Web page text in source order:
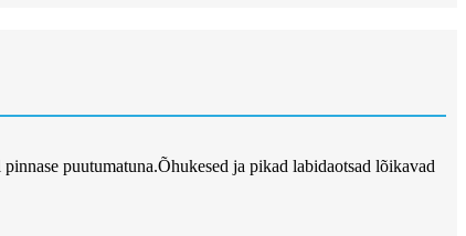
puutumatuna.Õhukesed ja pikad labidaotsad lõikavad